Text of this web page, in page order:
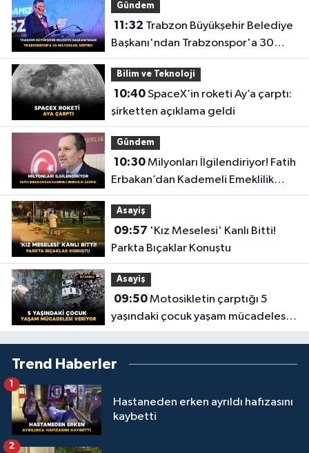
Gündem
11:32
Başkanı'ndan Trabzonspor'a 30
Milyonluk Destek!
Bilim ve Teknoloji
10:40SpaceX’in roketi Ay’a çarptı:
şirketten açıklama geldi
Gündem
10:30Milyonları İlgilendiriyor! Fatih
Erbakan’dan Kademeli Emeklilik
Çağrısı
Asayiş
09:57
Parkta Bıçaklar Konuştu
Asayiş
09:50Motosikletin çarptığı 5
yaşındaki çocuk yaşam mücadelesi
veriyor
Trend Haberler
Hastaneden erken ayrıldı hafızasını
kaybetti
1
2